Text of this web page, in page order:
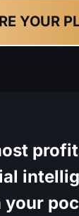
YOUR
your